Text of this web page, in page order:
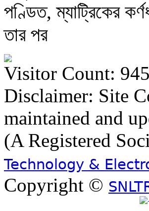
পণ্ডিত, ম্যাট্রিকের
তার পর
Visitor Count:
Disclaimer: Site
maintained and
(A Registered
Technology &
Copyright ©